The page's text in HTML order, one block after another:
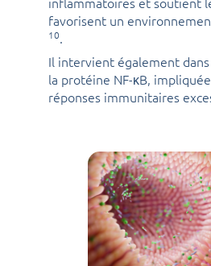
favorisent un
10.
Il intervient également
la protéine NF-κB,
réponses immunitaires